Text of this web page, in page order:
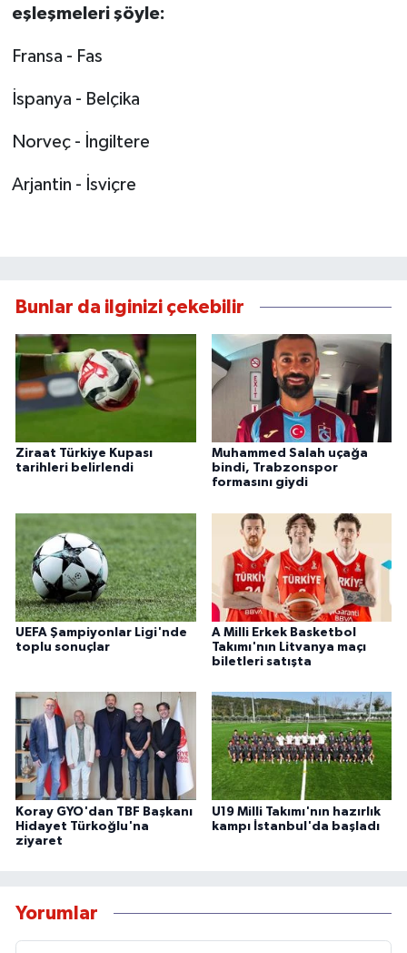
eşleşmeleri şöyle:
Fransa - Fas
İspanya - Belçika
Norveç - İngiltere
Arjantin - İsviçre
Bunlar da ilginizi çekebilir
Ziraat Türkiye Kupası
tarihleri belirlendi
Muhammed Salah uçağa
bindi, Trabzonspor
formasını giydi
UEFA Şampiyonlar Ligi'nde
toplu sonuçlar
A Milli Erkek Basketbol
Takımı'nın Litvanya maçı
biletleri satışta
Koray GYO'dan TBF Başkanı
Hidayet Türkoğlu'na
ziyaret
U19 Milli Takımı'nın hazırlık
kampı İstanbul'da başladı
Yorumlar